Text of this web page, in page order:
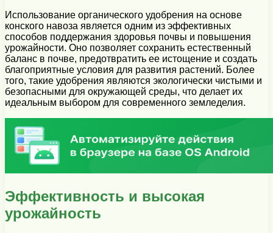
Использование органического удобрения на основе
конского навоза является одним из эффективных
способов поддержания здоровья почвы и повышения
урожайности. Оно позволяет сохранить естественный
баланс в почве, предотвратить ее истощение и создать
благоприятные условия для развития растений. Более
того, такие удобрения являются экологически чистыми и
безопасными для окружающей среды, что делает их
идеальным выбором для современного земледелия.
Эффективность и высокая
урожайность